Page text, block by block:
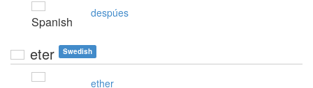
Spanish
despúes
eter Swedish
ether